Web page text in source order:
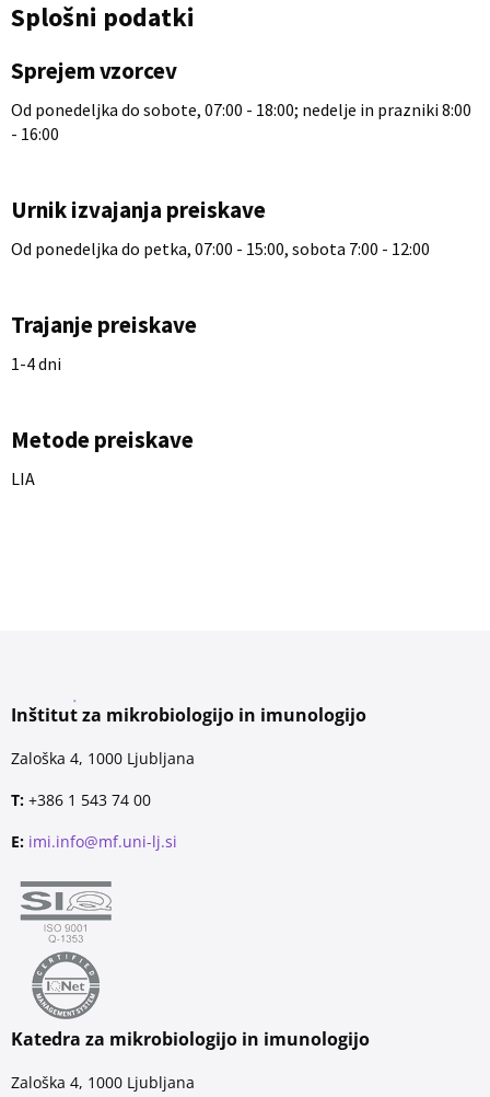
Splošni podatki
Sprejem vzorcev
Od ponedeljka do sobote, 07:00 - 18:00; nedelje in prazniki 8:00
- 16:00
Urnik izvajanja preiskave
Od ponedeljka do petka, 07:00 - 15:00, sobota 7:00 - 12:00
Trajanje preiskave
1-4 dni
Metode preiskave
LIA
Inštitut za mikrobiologijo in imunologijo
Zaloška 4, 1000 Ljubljana
T: +386 1 543 74 00
E: imi.info@mf.uni-lj.si
Katedra za mikrobiologijo in imunologijo
Zaloška 4, 1000 Ljubljana